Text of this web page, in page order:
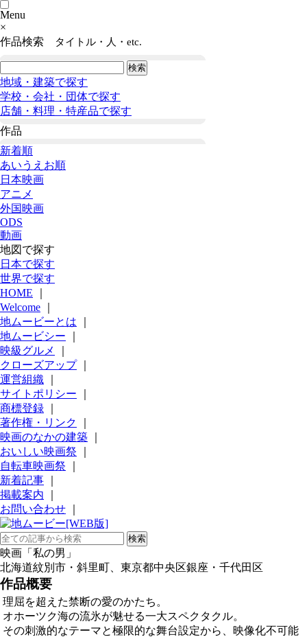
Menu
×
作品検索
タイトル・人・etc.
地域・建築で探す
学校・会社・団体で探す
店舗・料理・特産品で探す
作品
新着順
あいうえお順
日本映画
アニメ
外国映画
ODS
動画
地図で探す
日本で探す
世界で探す
HOME
Welcome
地ムービーとは
地ムービシー
映級グルメ
クローズアップ｜
運営組織
サイトポリシー
商標登録
著作権・リンク
映画のなかの建築
おいしい映画祭
自転車映画祭
新着記事
掲載案内
お問い合わせ
映画「私の男」
北海道紋別市・斜里町、東京都中央区銀座・千代田区
作品概要
理屈を超えた禁断の愛のかたち。
オホーツク海の流氷が魅せる一大スペクタクル。
その刺激的なテーマと極限的な舞台設定から、映像化不可能